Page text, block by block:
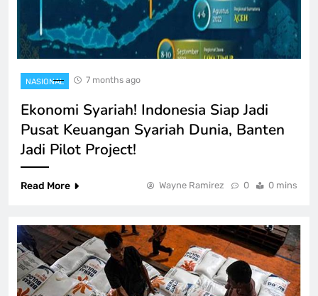
NASIONAL 7 months ago
Ekonomi Syariah! Indonesia Siap Jadi
Pusat Keuangan Syariah Dunia, Banten
Jadi Pilot Project!
Read More Wayne Ramirez 0 0 mins